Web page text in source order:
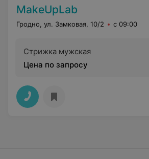
MakeUpLab
Гродно, ул. Замковая, 10/2 с 09:00
Стрижка мужская
Цена по запросу